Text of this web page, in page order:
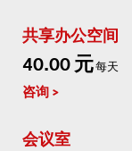
共享办公空间
40.00 元每天
咨询
会议室